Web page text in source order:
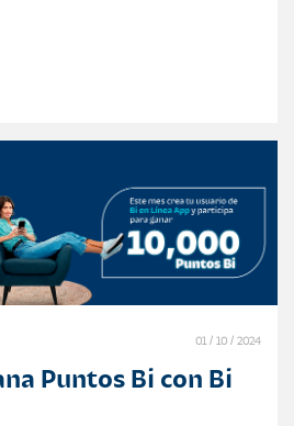
01 / 10 / 2024
Puntos Bi con Bi